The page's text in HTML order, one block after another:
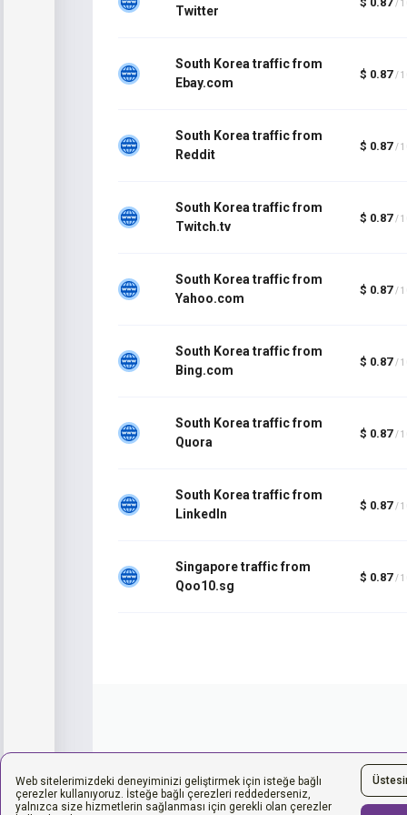
Web sitelerimizdeki deneyiminizi geliştirmek için isteğe bağlı
çerezler kullanıyoruz. İsteğe bağlı çerezleri reddederseniz,
yalnızca size hizmetlerin sağlanması için gerekli olan çerezler
Twitter
/
South Korea traffic from
Ebay.com
$ 0.87 /
South Korea traffic from
Reddit
$ 0.87 /
South Korea traffic from
Twitch.tv
$ 0.87 /
South Korea traffic from
Yahoo.com
$ 0.87 /
South Korea traffic from
Bing.com
$ 0.87 /
South Korea traffic from
Quora
$ 0.87 /
South Korea traffic from
LinkedIn
$ 0.87 /
Singapore traffic from
Qoo10.sg
$ 0.87 /